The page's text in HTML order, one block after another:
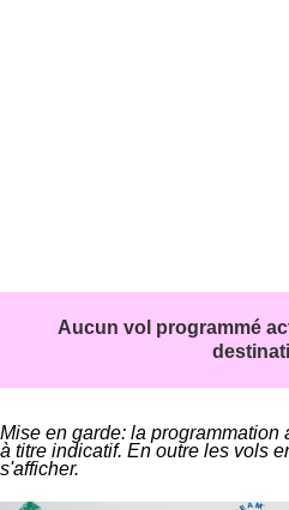
Aucun vol programmé
Mise en garde: la
à titre indicatif. En outre les vols
s'afficher.